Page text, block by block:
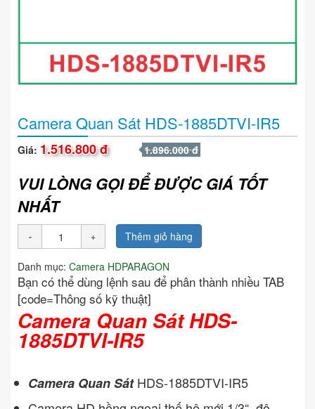
Camera Quan Sát HDS-1885DTVI-IR5
Giá: 1.516.800 đ 1.896.000 đ
VUI LÒNG GỌI ĐỂ ĐƯỢC GIÁ TỐT
NHẤT
Thêm giỏ hàng
Danh mục: Camera HDPARAGON
Bạn có thể dùng lệnh sau để phân thành nhiều TAB
[code=Thông số kỹ thuật]
Camera Quan Sát HDS-
1885DTVI-IR5
Camera Quan SátHDS-1885DTVI-IR5